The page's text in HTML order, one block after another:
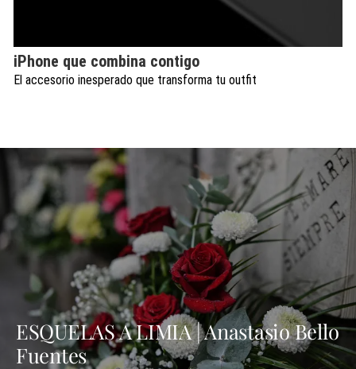
iPhone que combina contigo
El accesorio inesperado que transforma tu outfit
ESQUELAS A LIMIA | Anastasio Bello
Fuentes